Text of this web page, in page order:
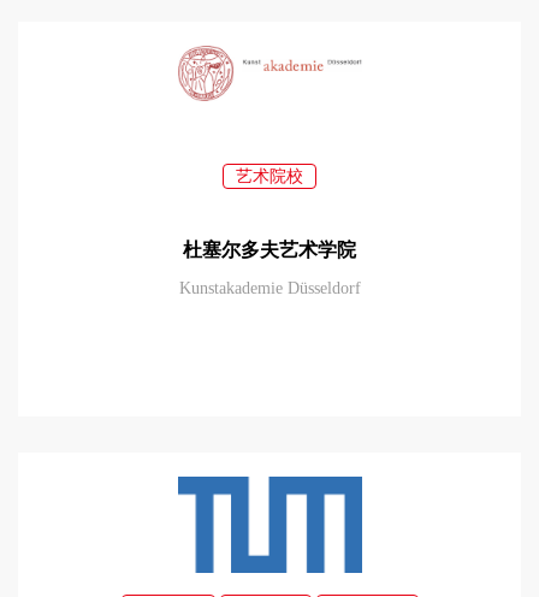
艺术院校
杜塞尔多夫艺术学院
Kunstakademie Düsseldorf